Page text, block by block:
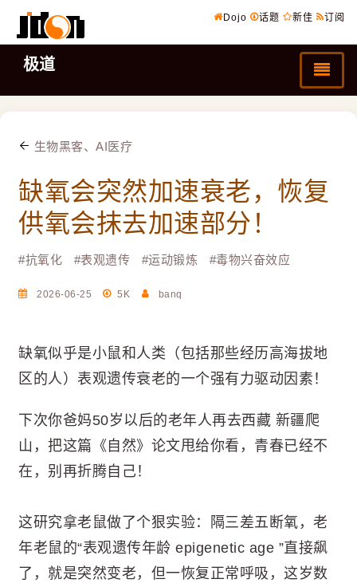
Dojo 话题 新佳 订阅
极道
生物黑客、AI医疗
缺氧会突然加速衰老，恢复
供氧会抹去加速部分！
#抗氧化 #表观遗传 #运动锻炼 #毒物兴奋效应
2026-06-25 5K banq
缺氧似乎是小鼠和人类（包括那些经历高海拔地
区的人）表观遗传衰老的一个强有力驱动因素！
下次你爸妈50岁以后的老年人再去西藏 新疆爬
山，把这篇《自然》论文甩给你看，青春已经不
在，别再折腾自己！
这研究拿老鼠做了个狠实验：隔三差五断氧，老
年老鼠的“表观遗传年龄 epigenetic age ”直接飙
了，就是突然变老，但一恢复正常呼吸，这岁数